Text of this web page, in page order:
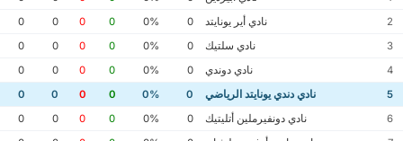
2
نادي أير يونايتد 0
0%
0
0
0
0
3
نادي سلتيك 0
0%
0
0
0
0
4
نادي دوندي 0
0%
0
0
0
0
5
نادي دندي يونايتد الرياضي 0
0%
0
0
0
0
6
نادي دونفيرملين أتليتيك 0
0%
0
0
0
0